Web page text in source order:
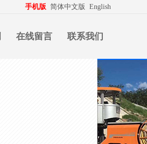
手机版 简体中文版 English
在线留言 联系我们